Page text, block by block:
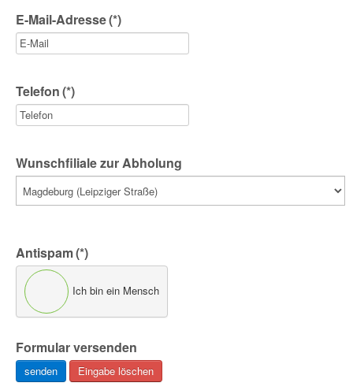
E-Mail-Adresse(*)
Telefon(*)
Wunschfiliale zur Abholung
Antispam(*)
Ich bin ein Mensch
Formular versenden
senden Eingabe löschen